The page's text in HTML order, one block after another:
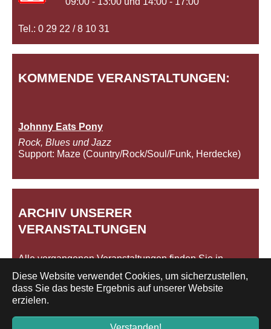
Diese Website verwendet Cookies, um sicherzustellen,
dass Sie das beste Ergebnis auf unserer Website
erzielen.
Tel.: 0 29 22 / 8 10 31
KOMMENDE VERANSTALTUNGEN:
Johnny Eats Pony
Rock, Blues und Jazz
Support: Maze (Country/Rock/Soul/Funk, Herdecke)
ARCHIV UNSERER
VERANSTALTUNGEN
Alle vergangenen Veranstaltungen finden Sie in
unserem
Archiv
Impressum/Datenschutz